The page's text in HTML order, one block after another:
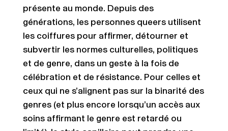
présente au monde. Depuis des
générations, les personnes queers utilisent
les coiffures pour affirmer, détourner et
subvertir les normes culturelles, politiques
et de genre, dans un geste à la fois de
célébration et de résistance. Pour celles et
ceux qui ne s’alignent pas sur la binarité des
genres (et plus encore lorsqu’un accès aux
soins affirmant le genre est retardé ou